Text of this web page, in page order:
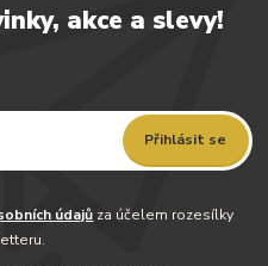
akce a slevy!
Přihlásit se
údajů za účelem rozesílky